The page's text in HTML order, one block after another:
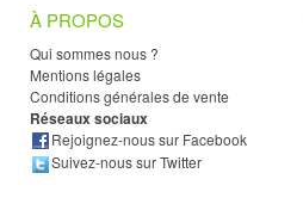
À PROPOS
Qui sommes nous ?
Mentions légales
Conditions générales de vente
Réseaux sociaux
Rejoignez-nous sur Facebook
Suivez-nous sur Twitter